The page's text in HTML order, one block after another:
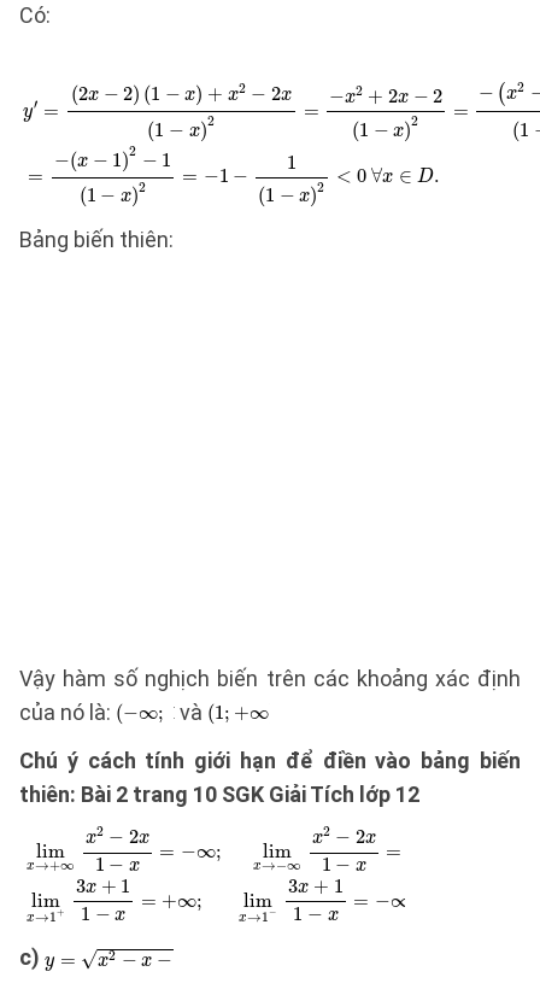
Có:
Bảng biến thiên:
Vậy hàm số nghịch biến trên các khoảng xác định
của nó là:
và
Chú ý cách tính giới hạn để điền vào bảng biến
thiên: Bài 2 trang 10 SGK Giải Tích lớp 12
c)